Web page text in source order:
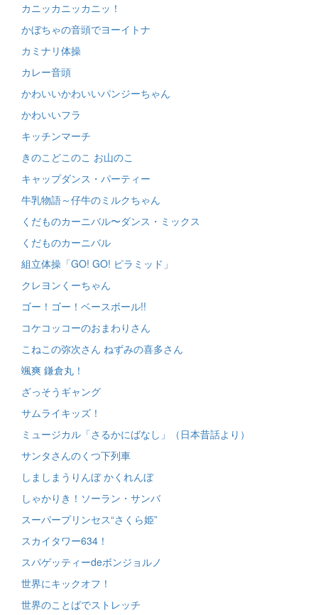
カニッカニッカニッ！
かぼちゃの音頭でヨーイトナ
カミナリ体操
カレー音頭
かわいいかわいいパンジーちゃん
かわいいフラ
キッチンマーチ
きのこどこのこ お山のこ
キャップダンス・パーティー
牛乳物語～仔牛のミルクちゃん
くだものカーニバル〜ダンス・ミックス
くだものカーニバル
組立体操「GO! GO! ピラミッド」
クレヨンくーちゃん
ゴー！ゴー！ベースボール!!
コケコッコーのおまわりさん
こねこの弥次さん ねずみの喜多さん
颯爽 鎌倉丸！
ざっそうギャング
サムライキッズ！
ミュージカル「さるかにばなし」（日本昔話より）
サンタさんのくつ下列車
しましまうりんぼ かくれんぼ
しゃかりき！ソーラン・サンバ
スーパープリンセス“さくら姫”
スカイタワー634！
スパゲッティーdeボンジョルノ
世界にキックオフ！
世界のことばでストレッチ